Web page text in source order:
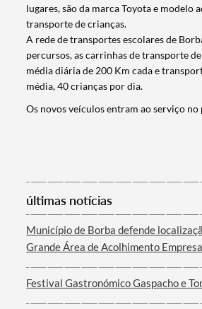
Termo de Pesquisa
lugares, são da marca Toyota e modelo
transporte de crianças.
A rede de transportes escolares de
percursos, as carrinhas de transporte
média diária de 200 Km cada e
média, 40 crianças por dia.
Os novos veículos entram ao serviço
últimas notícias
Município de Borba defende
Grande Área de Acolhimento
Festival Gastronómico Gaspacho e